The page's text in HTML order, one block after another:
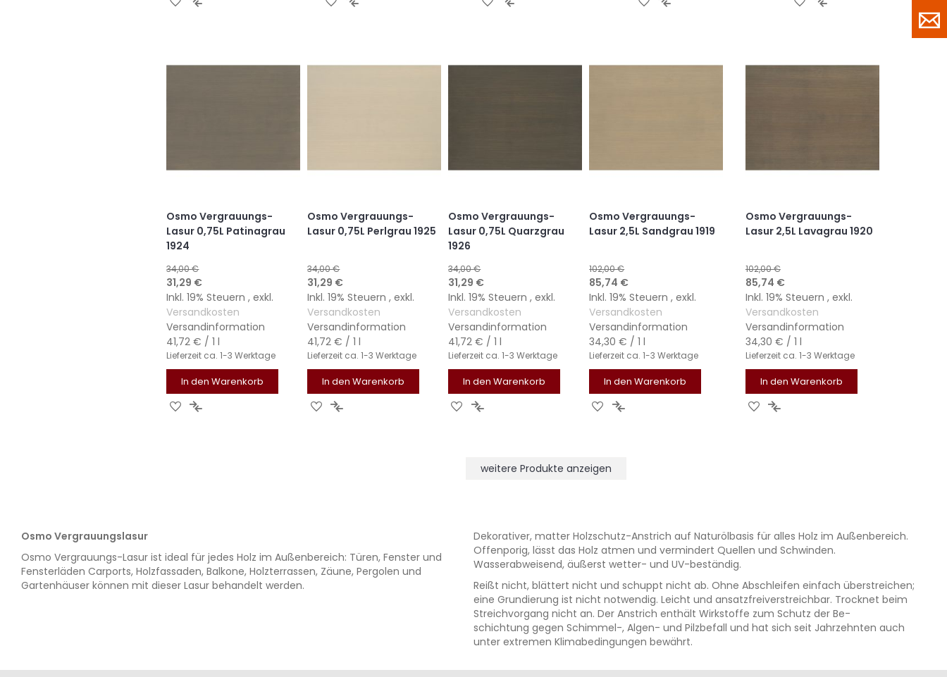
Osmo Vergrauungs-
Lasur 0,75L Patinagrau
1924
34,00 €
Sonderangebot
31,29 €
Inkl. 19% Steuern,exkl.
Versandkosten
Versandinformation
41,72 € / 1 l
Lieferzeit ca. 1-3 Werktage
In den Warenkorb
ZURZUR
Osmo Vergrauungs-
Lasur 0,75L Perlgrau 1925
34,00 €
Sonderangebot
31,29 €
Inkl. 19% Steuern,exkl.
Versandkosten
Versandinformation
41,72 € / 1 l
Lieferzeit ca. 1-3 Werktage
In den Warenkorb
ZURZUR
Osmo Vergrauungs-
Lasur 0,75L Quarzgrau
1926
34,00 €
Sonderangebot
31,29 €
Inkl. 19% Steuern,exkl.
Versandkosten
Versandinformation
41,72 € / 1 l
Lieferzeit ca. 1-3 Werktage
In den Warenkorb
ZURZUR
Osmo Vergrauungs-
Lasur 2,5L Sandgrau 1919
102,00 €
Sonderangebot
85,74 €
Inkl. 19% Steuern,exkl.
Versandkosten
Versandinformation
34,30 € / 1 l
Lieferzeit ca. 1-3 Werktage
In den Warenkorb
ZURZUR
Osmo Vergrauungs-
Lasur 2,5L Lavagrau 1920
102,00 €
Sonderangebot
85,74 €
Inkl. 19% Steuern , exkl.
Versandkosten
Versandinformation
34,30 € / 1 l
Lieferzeit ca. 1-3 Werktage
In den Warenkorb
ZURZUR
weitere Produkte anzeigen
Osmo Vergrauungslasur
Osmo Vergrauungs-Lasur ist ideal für jedes Holz im Außenbereich: Türen, Fenster und
Fensterläden Carports, Holzfassaden, Balkone, Holzterrassen, Zäune, Pergolen und
Gartenhäuser können mit dieser Lasur behandelt werden.
Dekorativer, matter Holzschutz-Anstrich auf Naturölbasis für alles Holz im Außenbereich.
Offenporig, lässt das Holz atmen und vermindert Quellen und Schwinden.
Wasserabweisend, äußerst wetter- und UV-beständig.
Reißt nicht, blättert nicht und schuppt nicht ab. Ohne Abschleifen einfach überstreichen;
eine Grundierung ist nicht notwendig. Leicht und ansatzfreiverstreichbar. Trocknet beim
Streichvorgang nicht an. Der Anstrich enthält Wirkstoffe zum Schutz der Be-
schichtung gegen Schimmel-, Algen- und Pilzbefall und hat sich seit Jahrzehnten auch
unter extremen Klimabedingungen bewährt.